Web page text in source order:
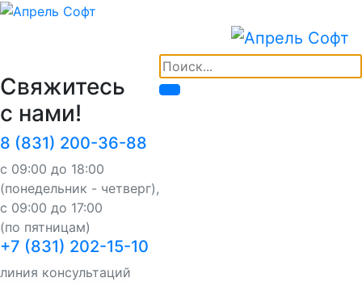
Свяжитесь
с нами!
8 (831) 200-36-88
с 09:00 до 18:00
(понедельник - четверг),
с 09:00 до 17:00
(по пятницам)
+7 (831) 202-15-10
линия консультаций